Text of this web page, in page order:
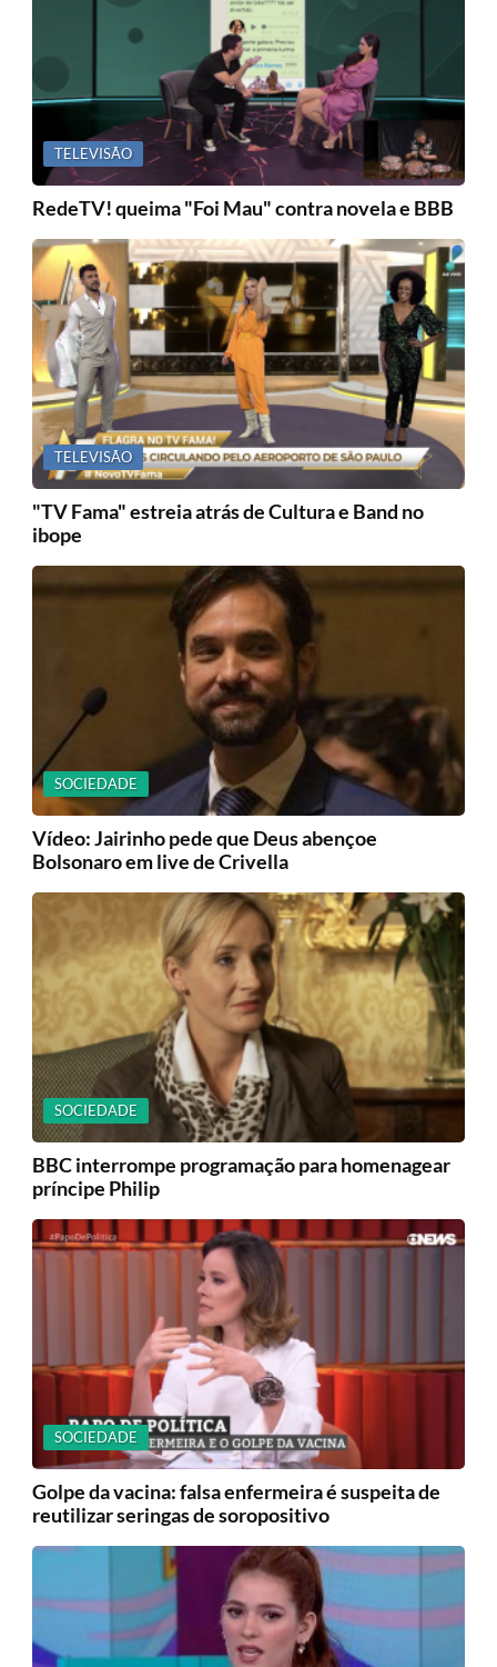
TELEVISÃO
RedeTV! queima "Foi Mau" contra novela e BBB
TELEVISÃO
"TV Fama" estreia atrás de Cultura e Band no
ibope
SOCIEDADE
Vídeo: Jairinho pede que Deus abençoe
Bolsonaro em live de Crivella
SOCIEDADE
BBC interrompe programação para homenagear
príncipe Philip
SOCIEDADE
Golpe da vacina: falsa enfermeira é suspeita de
reutilizar seringas de soropositivo